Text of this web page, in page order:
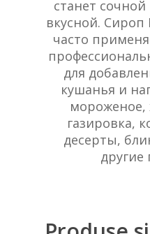
станет
вкусной.
часто
для
кушанья и
мороженое,
газировка,
десерты,
другие